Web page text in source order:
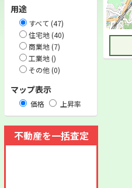
用途
すべて (47)
住宅地 (40)
商業地 (7)
工業地 ()
その他 (0)
マップ表示
価格 上昇率
不動産を一括査定